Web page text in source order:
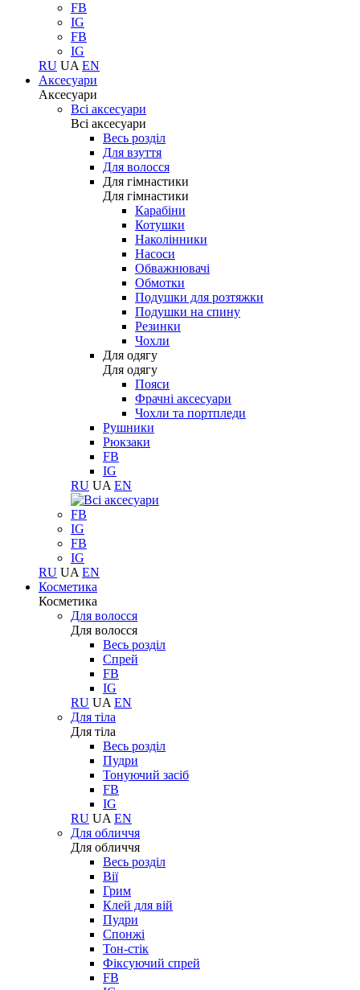
FB
IG
FB
IG
RU UA EN
Аксесуари
Аксесуари
Всі аксесуари
Всі аксесуари
Весь розділ
Для взуття
Для волосся
Для гімнастики
Для гімнастики
Карабіни
Котушки
Наколінники
Насоси
Обважнювачі
Обмотки
Подушки для розтяжки
Подушки на спину
Резинки
Чохли
Для одягу
Для одягу
Пояси
Фрачні аксесуари
Чохли та портпледи
Рушники
Рюкзаки
FB
IG
RU UA EN
FB
IG
FB
IG
RU UA EN
Косметика
Косметика
Для волосся
Для волосся
Весь розділ
Спрей
FB
IG
RU UA EN
Для тіла
Для тіла
Весь розділ
Пудри
Тонуючий засіб
FB
IG
RU UA EN
Для обличчя
Для обличчя
Весь розділ
Вії
Грим
Клей для вій
Пудри
Спонжі
Тон-стік
Фіксуючий спрей
FB